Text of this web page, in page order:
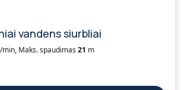
vandens siurbliai
min, Maks. spaudimas21 m